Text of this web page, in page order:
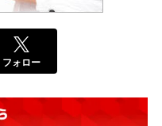
フォロー